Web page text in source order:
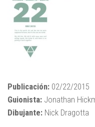
Publicación: 02/22/2015
Guionista: Jonathan
Dibujante: Nick Dragotta